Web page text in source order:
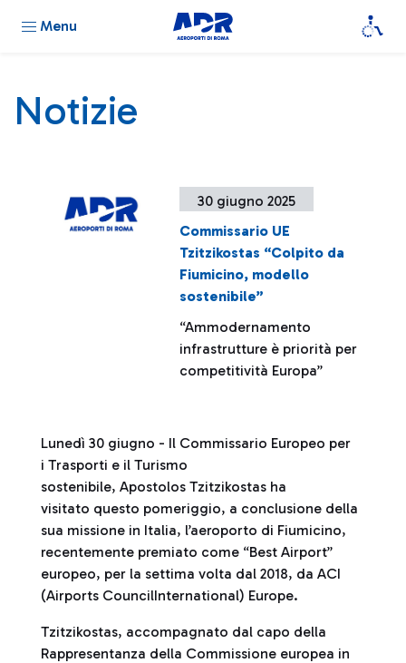
Menu
Notizie
30 giugno 2025
Commissario UE
Tzitzikostas “Colpito da
Fiumicino, modello
sostenibile”
“Ammodernamento
infrastrutture è priorità per
competitività Europa”
Lunedì 30 giugno - Il Commissario Europeo per
i Trasporti e il Turismo
sostenibile, Apostolos Tzitzikostas ha
visitato questo pomeriggio, a conclusione della
sua missione in Italia, l’aeroporto di Fiumicino,
recentemente premiato come “Best Airport”
europeo, per la settima volta dal 2018, da ACI
(Airports CouncilInternational) Europe.
Tzitzikostas, accompagnato dal capo della
Rappresentanza della Commissione europea in